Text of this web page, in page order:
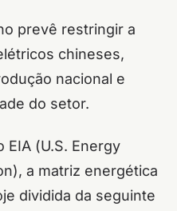
prevê restringir a
chineses,
nacional e
do setor.
EIA (U.S. Energy
), a matriz energética
dividida da seguinte